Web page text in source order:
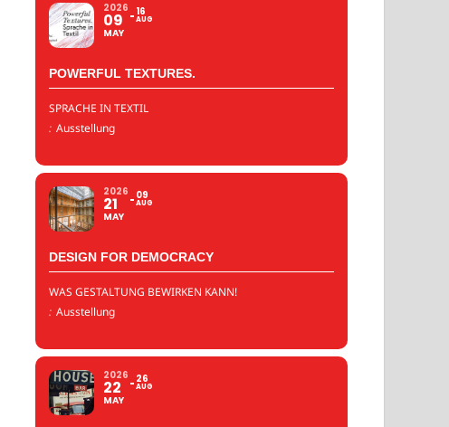
2026
09
MAY
16
AUG
POWERFUL TEXTURES.
SPRACHE IN TEXTIL
: Ausstellung
2026
21
MAY
09
AUG
DESIGN FOR DEMOCRACY
WAS GESTALTUNG BEWIRKEN KANN!
: Ausstellung
2026
22
MAY
26
AUG